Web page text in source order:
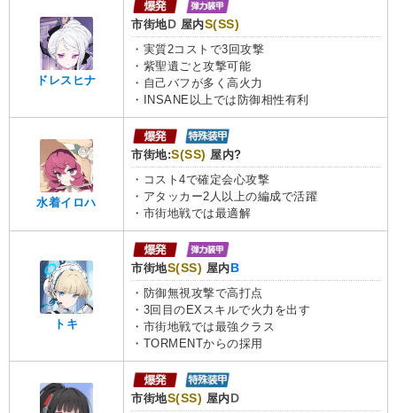
ドレスヒナ
市街地D 屋内S(SS)
・実質2コストで3回攻撃
・紫聖遺ごと攻撃可能
・自己バフが多く高火力
・INSANE以上では防御相性有利
水着イロハ
市街地:S(SS) 屋内?
・コスト4で確定会心攻撃
・アタッカー2人以上の編成で活躍
・市街地戦では最適解
トキ
市街地S(SS) 屋内B
・防御無視攻撃で高打点
・3回目のEXスキルで火力を出す
・市街地戦では最強クラス
・TORMENTからの採用
市街地S(SS) 屋内D